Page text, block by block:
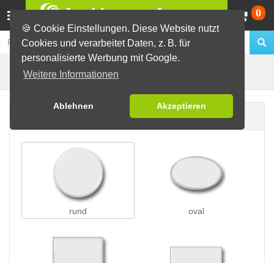
🍪 Cookie Einstellungen. Diese Website nutzt
Cookies und verarbeitet Daten, z. B. für
personalisierte Werbung mit Google.
Weitere Informationen
Ablehnen Akzeptieren
0
Buttons erstellen Preisschleifen
rund oval